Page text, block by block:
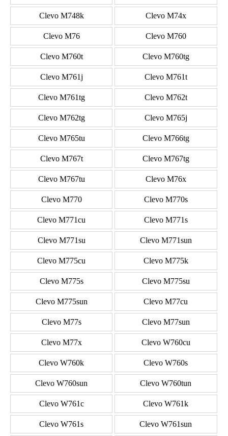
Clevo M748k Clevo M74x
Clevo M76 Clevo M760
Clevo M760t Clevo M760tg
Clevo M761j Clevo M761t
Clevo M761tg Clevo M762t
Clevo M762tg Clevo M765j
Clevo M765tu Clevo M766tg
Clevo M767t Clevo M767tg
Clevo M767tu Clevo M76x
Clevo M770 Clevo M770s
Clevo M771cu Clevo M771s
Clevo M771su Clevo M771sun
Clevo M775cu Clevo M775k
Clevo M775s Clevo M775su
Clevo M775sun Clevo M77cu
Clevo M77s Clevo M77sun
Clevo M77x Clevo W760cu
Clevo W760k Clevo W760s
Clevo W760sun Clevo W760tun
Clevo W761c Clevo W761k
Clevo W761s Clevo W761sun